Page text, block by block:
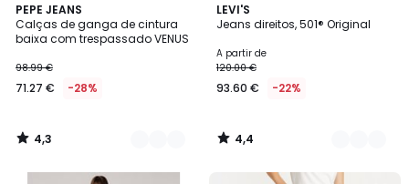
PEPE JEANS
Calças de ganga de cintura
baixa com trespassado VENUS
98.99 €
71.27 € -28%
4,3
/ 5
2
Cores
4,3
/
LEVI'S
Jeans direitos, 501® Original
A partir de
120.00 €
93.60 € -22%
4,4
/ 5
4
Cores
4,4
/